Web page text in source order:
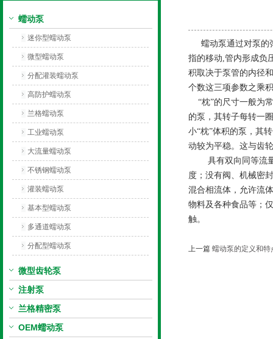
蠕动泵
迷你型蠕动泵
微型蠕动泵
分配灌装蠕动泵
高防护蠕动泵
兰格蠕动泵
工业蠕动泵
大流量蠕动泵
不锈钢蠕动泵
灌装蠕动泵
基本型蠕动泵
多通道蠕动泵
分配型蠕动泵
微型齿轮泵
注射泵
兰格精密泵
OEM蠕动泵
蠕动泵通过对泵的
指的移动,管内形成负
积取决于泵管的内径
个数这三项参数之乘
“枕”的尺寸一般为
的泵，其转子每转一
小“枕”体积的泵，其
动较为平稳。这与齿
具有双向同等流
度；没有阀、机械密
混合相流体，允许流
物料及各种食品等；
触。
上一篇 蠕动泵的定义和特